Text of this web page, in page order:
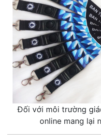
Đối với môi trường
online mang lại